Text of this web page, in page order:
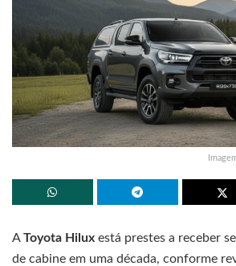
AToyota Hilux está prestes a receber
de cabine em uma década, conforme